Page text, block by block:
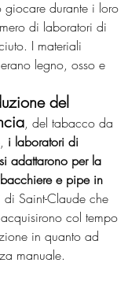
giocare durante i loro
di laboratori di
I materiali
legno, osso e
del
, del tabacco da
i laboratori di
adattarono per la
e pipe in
Saint-Claude che
col tempo
in quanto ad
manuale.